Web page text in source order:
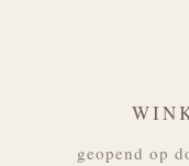
geopend op